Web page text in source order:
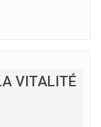
VITALITÉ